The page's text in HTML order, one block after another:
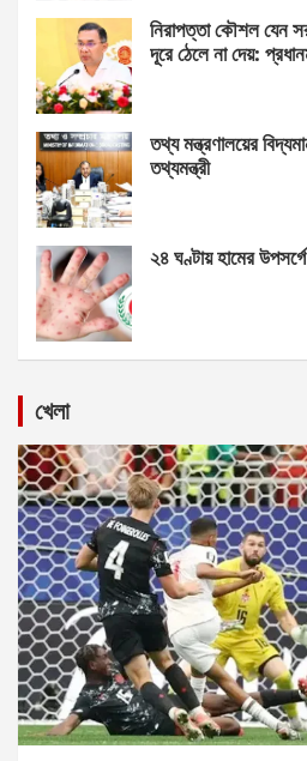
নিরাপত্তা কৌশল যেন
দূরে ঠেলে না দেয়:
তথ্য মন্ত্রণালয়ের
তথ্যমন্ত্রী
২৪ ঘণ্টায় হামের
খেলা